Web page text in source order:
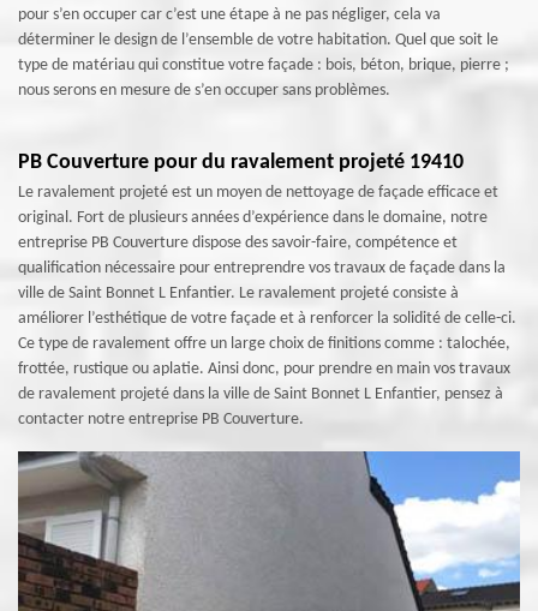
pour s’en occuper car c’est une étape à ne pas négliger, cela va
déterminer le design de l’ensemble de votre habitation. Quel que soit le
type de matériau qui constitue votre façade : bois, béton, brique, pierre ;
nous serons en mesure de s’en occuper sans problèmes.
PB Couverture pour du ravalement projeté 19410
Le ravalement projeté est un moyen de nettoyage de façade efficace et
original. Fort de plusieurs années d’expérience dans le domaine, notre
entreprise PB Couverture dispose des savoir-faire, compétence et
qualification nécessaire pour entreprendre vos travaux de façade dans la
ville de Saint Bonnet L Enfantier. Le ravalement projeté consiste à
améliorer l’esthétique de votre façade et à renforcer la solidité de celle-ci.
Ce type de ravalement offre un large choix de finitions comme : talochée,
frottée, rustique ou aplatie. Ainsi donc, pour prendre en main vos travaux
de ravalement projeté dans la ville de Saint Bonnet L Enfantier, pensez à
contacter notre entreprise PB Couverture.